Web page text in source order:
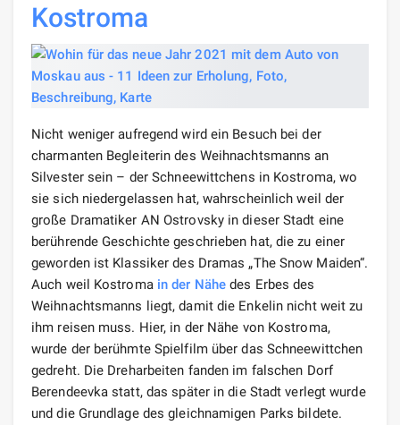
Kostroma
Nicht weniger aufregend wird ein Besuch bei der
charmanten Begleiterin des Weihnachtsmanns an
Silvester sein – der Schneewittchens in Kostroma, wo
sie sich niedergelassen hat, wahrscheinlich weil der
große Dramatiker AN Ostrovsky in dieser Stadt eine
berührende Geschichte geschrieben hat, die zu einer
geworden ist Klassiker des Dramas „The Snow Maiden“.
Auch weil Kostroma in der Nähe des Erbes des
Weihnachtsmanns liegt, damit die Enkelin nicht weit zu
ihm reisen muss. Hier, in der Nähe von Kostroma,
wurde der berühmte Spielfilm über das Schneewittchen
gedreht. Die Dreharbeiten fanden im falschen Dorf
Berendeevka statt, das später in die Stadt verlegt wurde
und die Grundlage des gleichnamigen Parks bildete.